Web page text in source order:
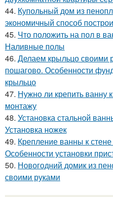
44. Купольный дом из
экономичный способ
45. Что положить на пол в
Наливные полы
46. Делаем крыльцо своими
пошагово. Особенности
крыльцо
47. Нужно ли крепить ванну
монтажу
48. Установка стальной
Установка ножек
49. Крепление ванны к стене
Особенности установки
50. Новогодний домик из
своими руками